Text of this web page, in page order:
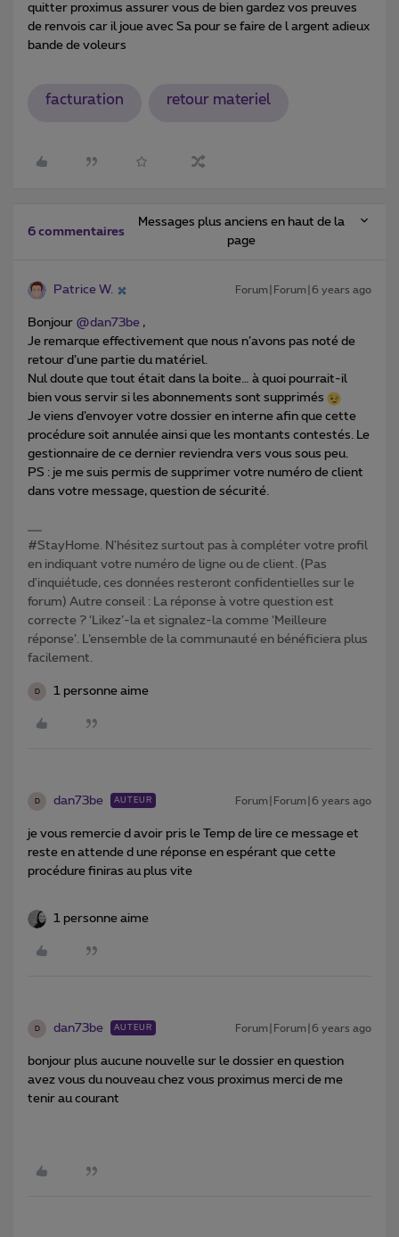
quitter proximus assurer vous de bien gardez vos preuves
de renvois car il joue avec Sa pour se faire de l argent adieux
bande de voleurs
facturation retour materiel
6 commentaires
Messages plus anciens en haut de la
page
Patrice W. Forum|Forum|6 years ago
Bonjour @dan73be ,
Je remarque effectivement que nous n’avons pas noté de
retour d’une partie du matériel.
Nul doute que tout était dans la boite… à quoi pourrait-il
bien vous servir si les abonnements sont supprimés
Je viens d’envoyer votre dossier en interne afin que cette
procédure soit annulée ainsi que les montants contestés. Le
gestionnaire de ce dernier reviendra vers vous sous peu.
PS : je me suis permis de supprimer votre numéro de client
dans votre message, question de sécurité.
#StayHome. N'hésitez surtout pas à compléter votre profil
en indiquant votre numéro de ligne ou de client. (Pas
d'inquiétude, ces données resteront confidentielles sur le
forum) Autre conseil : La réponse à votre question est
correcte ? ‘Likez’-la et signalez-la comme ‘Meilleure
réponse’. L’ensemble de la communauté en bénéficiera plus
facilement.
D 1 personne aime
D dan73be AUTEUR Forum|Forum|6 years ago
je vous remercie d avoir pris le Temp de lire ce message et
reste en attende d une réponse en espérant que cette
procédure finiras au plus vite
1 personne aime
D dan73be AUTEUR Forum|Forum|6 years ago
bonjour plus aucune nouvelle sur le dossier en question
avez vous du nouveau chez vous proximus merci de me
tenir au courant